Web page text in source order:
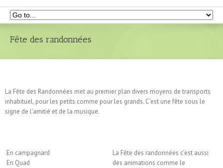
Fête des randonnées
La Fête des Randonnées met au premier plan divers moyens de transports
inhabituel, pour les petits comme pour les grands. C’est une fête sous le
signe de l’amitié et de la musique.
En campagnard
En Quad
La Fête des randonnées c’est aussi
des animations comme le